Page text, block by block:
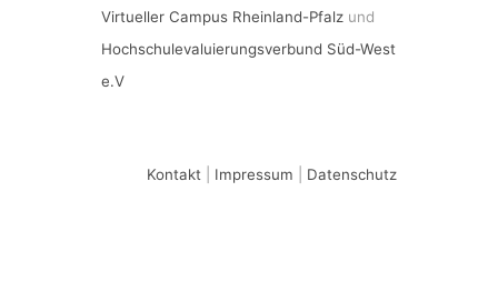
Virtueller Campus Rheinland-Pfalz und
Hochschulevaluierungsverbund Süd-West
e.V
Kontakt Impressum Datenschutz